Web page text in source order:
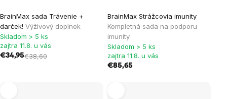
BrainMax sada Trávenie +
darček! Výživový doplnok
hodnotenie
produktu
je
5,0
Skladom > 5 ks
zajtra 11.8. u vás
€34,95€38,60
BrainMax Strážcovia imunity
Kompletná sada na podporu
imunity
Skladom > 5 ks
zajtra 11.8. u vás
€85,65